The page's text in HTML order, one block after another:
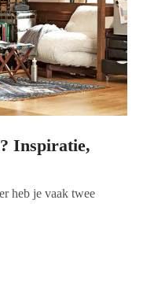
Inspiratie,
heb je vaak twee